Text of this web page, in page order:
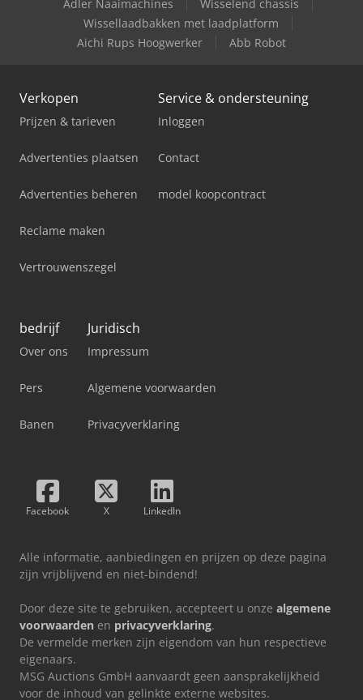
Adler Naaimachines
Wisselend chassis
Wissellaadbakken met laadplatform
Aichi Rups Hoogwerker
Abb Robot
Verkopen
Prijzen & tarieven
Advertenties plaatsen
Advertenties beheren
Reclame maken
Vertrouwenszegel
Service & ondersteuning
Inloggen
Contact
model koopcontract
bedrijf
Over ons
Pers
Banen
Juridisch
Impressum
Algemene voorwaarden
Privacyverklaring
Facebook X LinkedIn
Alle informatie, aanbiedingen en prijzen op deze pagina
zijn vrijblijvend en niet-bindend!
Door deze site te gebruiken, accepteert u onze algemene
voorwaarden en privacyverklaring.
De vermelde merken zijn eigendom van hun respectieve
eigenaars.
MSG Auctions GmbH aanvaardt geen aansprakelijkheid
voor de inhoud van gelinkte externe websites.